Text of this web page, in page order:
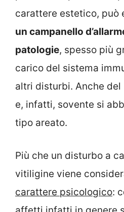
carattere estetico, può
un campanello
patologie, spesso più
carico del sistema
altri disturbi. Anche
e, infatti, sovente si
tipo areato.
Più che un disturbo a
vitiligine viene
carattere psicologico: